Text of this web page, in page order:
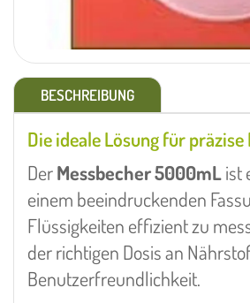
BESCHREIBUNG
Die ideale Lösung für präzise
DerMessbecher 5000mList
einem beeindruckenden
Flüssigkeiten effizient zu
der richtigen Dosis an
Benutzerfreundlichkeit.